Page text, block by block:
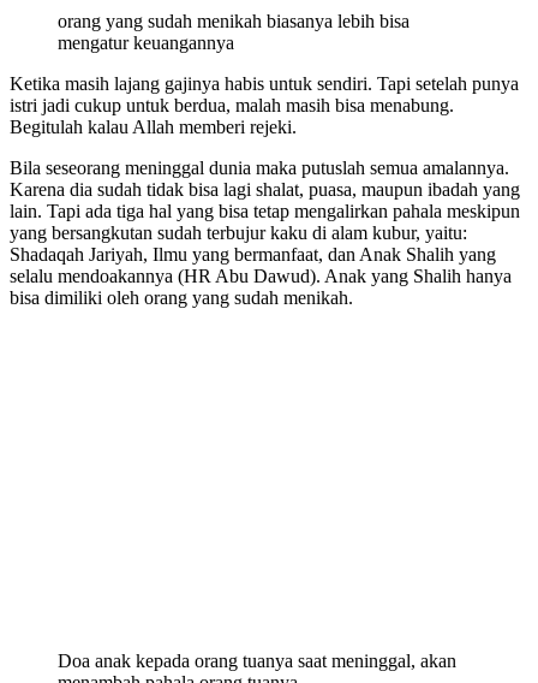
orang yang sudah menikah biasanya lebih bisa
mengatur keuangannya
Ketika masih lajang gajinya habis untuk sendiri. Tapi setelah punya
istri jadi cukup untuk berdua, malah masih bisa menabung.
Begitulah kalau Allah memberi rejeki.
Bila seseorang meninggal dunia maka putuslah semua amalannya.
Karena dia sudah tidak bisa lagi shalat, puasa, maupun ibadah yang
lain. Tapi ada tiga hal yang bisa tetap mengalirkan pahala meskipun
yang bersangkutan sudah terbujur kaku di alam kubur, yaitu:
Shadaqah Jariyah, Ilmu yang bermanfaat, dan Anak Shalih yang
selalu mendoakannya (HR Abu Dawud). Anak yang Shalih hanya
bisa dimiliki oleh orang yang sudah menikah.
Doa anak kepada orang tuanya saat meninggal, akan